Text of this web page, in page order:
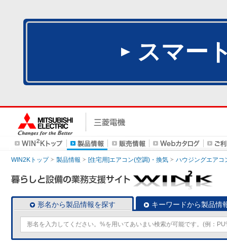
スマー
WIN2Kトップ 製品情報 [住宅用]エアコン(空調)・換気 ハウジングエアコ
形名から製品情報を探す キーワードから製品情